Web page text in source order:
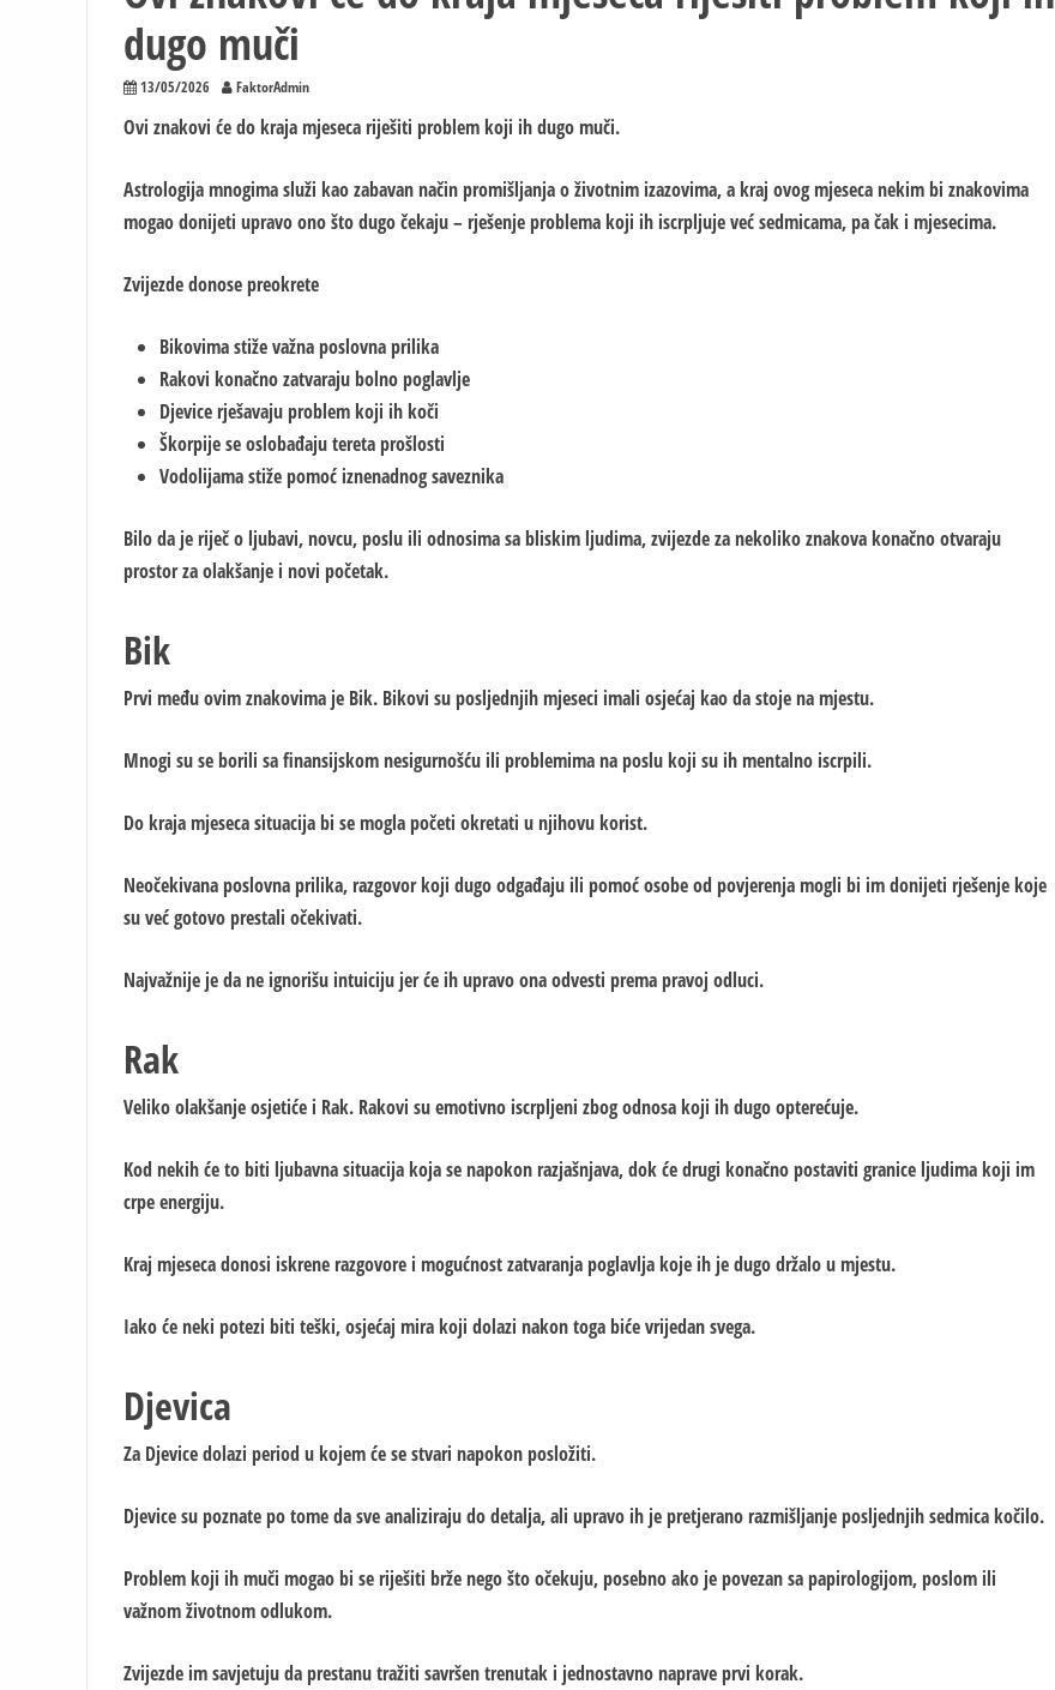
dugo muči
13/05/2026 FaktorAdmin
Ovi znakovi će do kraja mjeseca riješiti problem koji ih dugo muči.
Astrologija mnogima služi kao zabavan način promišljanja o životnim izazovima, a kraj ovog mjeseca nekim bi znakovima
mogao donijeti upravo ono što dugo čekaju – rješenje problema koji ih iscrpljuje već sedmicama, pa čak i mjesecima.
Zvijezde donose preokrete
Bikovima stiže važna poslovna prilika
Rakovi konačno zatvaraju bolno poglavlje
Djevice rješavaju problem koji ih koči
Škorpije se oslobađaju tereta prošlosti
Vodolijama stiže pomoć iznenadnog saveznika
Bilo da je riječ o ljubavi, novcu, poslu ili odnosima sa bliskim ljudima, zvijezde za nekoliko znakova konačno otvaraju
prostor za olakšanje i novi početak.
Bik
Prvi među ovim znakovima je Bik. Bikovi su posljednjih mjeseci imali osjećaj kao da stoje na mjestu.
Mnogi su se borili sa finansijskom nesigurnošću ili problemima na poslu koji su ih mentalno iscrpili.
Do kraja mjeseca situacija bi se mogla početi okretati u njihovu korist.
Neočekivana poslovna prilika, razgovor koji dugo odgađaju ili pomoć osobe od povjerenja mogli bi im donijeti rješenje koje
su već gotovo prestali očekivati.
Najvažnije je da ne ignorišu intuiciju jer će ih upravo ona odvesti prema pravoj odluci.
Rak
Veliko olakšanje osjetiće i Rak. Rakovi su emotivno iscrpljeni zbog odnosa koji ih dugo opterećuje.
Kod nekih će to biti ljubavna situacija koja se napokon razjašnjava, dok će drugi konačno postaviti granice ljudima koji im
crpe energiju.
Kraj mjeseca donosi iskrene razgovore i mogućnost zatvaranja poglavlja koje ih je dugo držalo u mjestu.
Iako će neki potezi biti teški, osjećaj mira koji dolazi nakon toga biće vrijedan svega.
Djevica
Za Djevice dolazi period u kojem će se stvari napokon posložiti.
Djevice su poznate po tome da sve analiziraju do detalja, ali upravo ih je pretjerano razmišljanje posljednjih sedmica kočilo.
Problem koji ih muči mogao bi se riješiti brže nego što očekuju, posebno ako je povezan sa papirologijom, poslom ili
važnom životnom odlukom.
Zvijezde im savjetuju da prestanu tražiti savršen trenutak i jednostavno naprave prvi korak.